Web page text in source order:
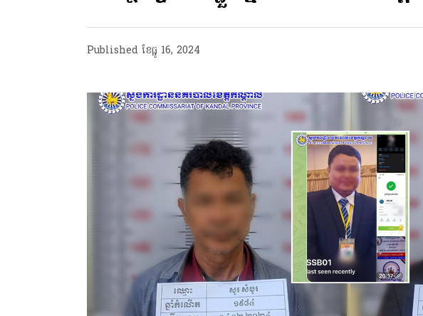
Published ខែ​ធ្នូ 16, 2024